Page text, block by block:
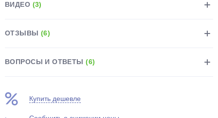
ВИДЕО (3)
ОТЗЫВЫ (6)
ВОПРОСЫ И ОТВЕТЫ(6)
Купить дешевле